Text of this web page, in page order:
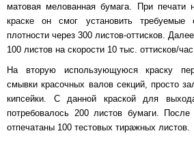
матовая мелованная бумага. При печати
краске он смог установить требуемые
плотности через 300 листов-оттисков.
100 листов на скорости 10 тыс. оттисков/
На вторую использующуюся краску
смывки красочных валов секций, просто
кипсейки. С данной краской для
потребовалось 200 листов бумаги.
отпечатаны 100 тестовых тиражных листов.